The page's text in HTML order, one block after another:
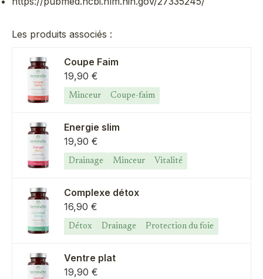
Les produits associés :
Coupe Faim
Prix de vente
19,90 €
Minceur Coupe-faim
Energie slim
Prix de vente
19,90 €
Drainage Minceur Vitalité
Complexe détox
Prix de vente
16,90 €
Détox Drainage Protection du foie
Ventre plat
Prix de vente
19,90 €